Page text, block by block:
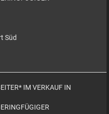
Süd
IM VERKAUF IN